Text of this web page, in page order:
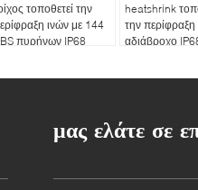
τοποθετεί την
ινών με 144
πυρήνων IP68
heatshrink
την περίφραξη
αδιάβροχο
μας ελάτε σε